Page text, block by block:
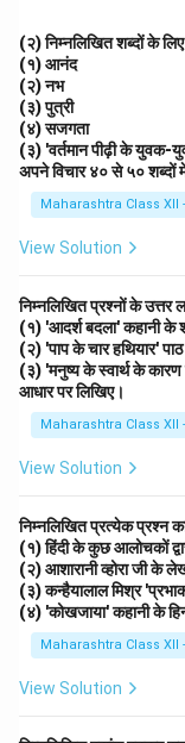
(२) निम्नलिखित शब्दों के
(१) आनंद
(२) नभ
(३) पुत्री
(४) सजगता
(३) 'वर्तमान पीढ़ी के युवक-
अपने विचार ४० से ५० शब्दों
Maharashtra Class XII
View Solution
निम्नलिखित प्रश्नों के
(१) 'आदर्श बदला' कहानी के
(२) 'पाप के चार हथियार'
(३) 'मनुष्य के स्वार्थ के कारण
आधार पर लिखिए।
Maharashtra Class XII
View Solution
निम्नलिखित प्रत्येक प्रश्न
(१) हिंदी के कुछ आलोचकों
(२) आशारानी व्होरा जी के
(३) कन्हैयालाल मिश्र
(४) 'कोखजाया' कहानी के
Maharashtra Class XII
View Solution